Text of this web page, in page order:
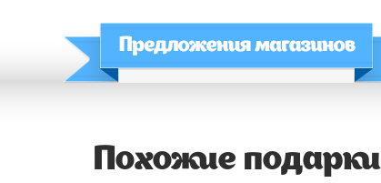
Похожие подарки